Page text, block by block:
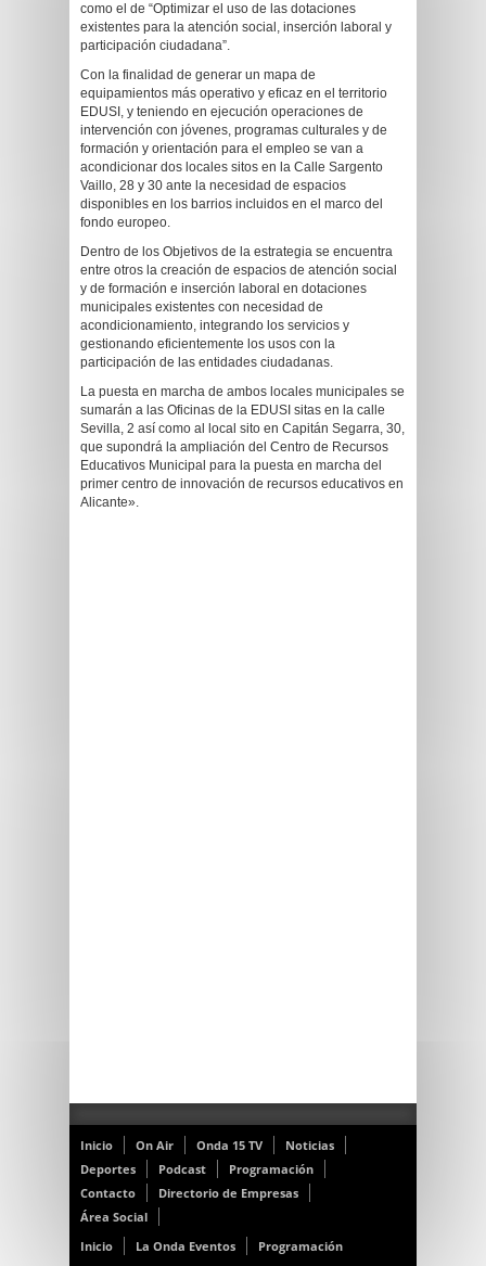
como el de “Optimizar el uso de las dotaciones
existentes para la atención social, inserción laboral y
participación ciudadana”.
Con la finalidad de generar un mapa de
equipamientos más operativo y eficaz en el territorio
EDUSI, y teniendo en ejecución operaciones de
intervención con jóvenes, programas culturales y de
formación y orientación para el empleo se van a
acondicionar dos locales sitos en la Calle Sargento
Vaillo, 28 y 30 ante la necesidad de espacios
disponibles en los barrios incluidos en el marco del
fondo europeo.
Dentro de los Objetivos de la estrategia se encuentra
entre otros la creación de espacios de atención social
y de formación e inserción laboral en dotaciones
municipales existentes con necesidad de
acondicionamiento, integrando los servicios y
gestionando eficientemente los usos con la
participación de las entidades ciudadanas.
La puesta en marcha de ambos locales municipales se
sumarán a las Oficinas de la EDUSI sitas en la calle
Sevilla, 2 así como al local sito en Capitán Segarra, 30,
que supondrá la ampliación del Centro de Recursos
Educativos Municipal para la puesta en marcha del
primer centro de innovación de recursos educativos en
Alicante».
Inicio On Air Onda 15 TV
Noticias
Deportes
Podcast
Programación
Contacto
Directorio de Empresas
Área Social
Inicio
La Onda Eventos Programación